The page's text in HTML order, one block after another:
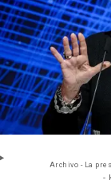
Archivo - La